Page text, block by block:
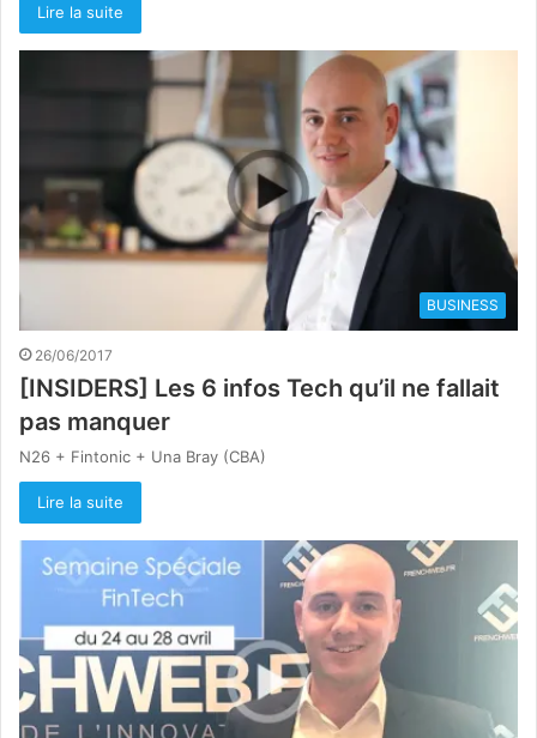
Lire la suite
BUSINESS
26/06/2017
[INSIDERS] Les 6 infos Tech qu’il ne fallait
pas manquer
N26 + Fintonic + Una Bray (CBA)
Lire la suite